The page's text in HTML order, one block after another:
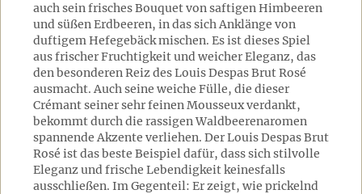
auch sein frisches Bouquet von saftigen Himbeeren
und süßen Erdbeeren, in das sich Anklänge von
duftigem Hefegebäck mischen. Es ist dieses Spiel
aus frischer Fruchtigkeit und weicher Eleganz, das
den besonderen Reiz des Louis Despas Brut Rosé
ausmacht. Auch seine weiche Fülle, die dieser
Crémant seiner sehr feinen Mousseux verdankt,
bekommt durch die rassigen Waldbeerenaromen
spannende Akzente verliehen. Der Louis Despas Brut
Rosé ist das beste Beispiel dafür, dass sich stilvolle
Eleganz und frische Lebendigkeit keinesfalls
ausschließen. Im Gegenteil: Er zeigt, wie prickelnd